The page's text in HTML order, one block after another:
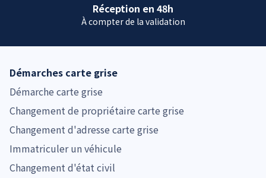
Réception en 48h
À compter de la validation
Démarches carte grise
Démarche carte grise
Changement de propriétaire carte grise
Changement d'adresse carte grise
Immatriculer un véhicule
Changement d'état civil